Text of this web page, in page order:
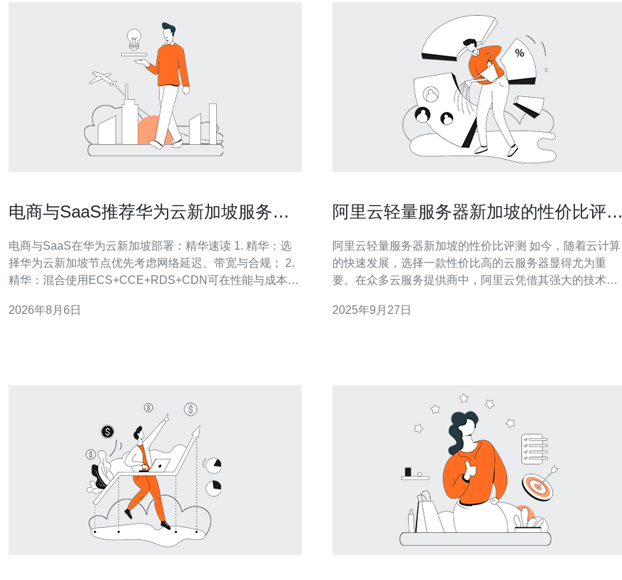
电商与SaaS推荐华为云新加坡服务器
电商与SaaS在华为云新加坡部署：精华速读 1. 精华：选
择华为云新加坡节点优先考虑网络延迟、带宽与合规； 2.
精华：混合使用ECS+CCE+RDS+CDN可在性能与成本间
IP、备份）是做好成本核算的关键。 作为有多年云上架构
2026年8月6日
阿里云轻量服务器新加坡的性价比评测
阿里云轻量服务器新加坡的性价比评测 如今，随着云计算
的快速发展，选择一款性价比高的云服务器显得尤为重
要。在众多云服务提供商中，阿里云凭借其强大的技术实
您带来关于阿里云轻量服务器在新加坡市场的性价比评测
2025年9月27日